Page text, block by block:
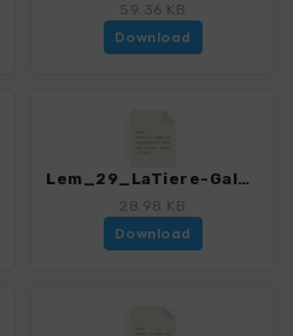
59.36 KB
Download
Lem_29_LaTiere-GalerieDefago.gpx
28.98 KB
Download